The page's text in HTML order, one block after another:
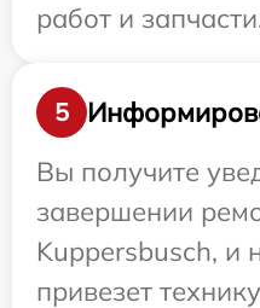
работ и
5
Вы получите
завершении
Kuppersbusch, и
привезет